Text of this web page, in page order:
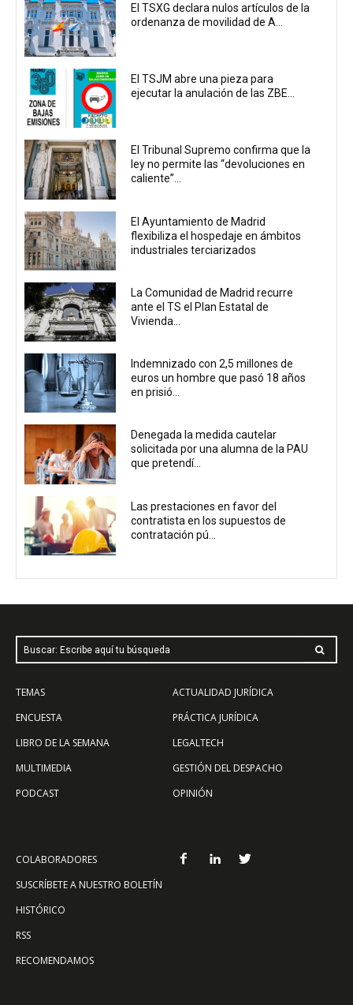
El TSXG declara nulos artículos de la
ordenanza de movilidad de A...
El TSJM abre una pieza para
ejecutar la anulación de las ZBE...
El Tribunal Supremo confirma que la
ley no permite las “devoluciones en
caliente”...
El Ayuntamiento de Madrid
flexibiliza el hospedaje en ámbitos
industriales terciarizados
La Comunidad de Madrid recurre
ante el TS el Plan Estatal de
Vivienda...
Indemnizado con 2,5 millones de
euros un hombre que pasó 18 años
en prisió...
Denegada la medida cautelar
solicitada por una alumna de la PAU
que pretendí...
Las prestaciones en favor del
contratista en los supuestos de
contratación pú...
Buscar: Escribe aquí tu búsqueda
TEMAS
ENCUESTA
LIBRO DE LA SEMANA
MULTIMEDIA
PODCAST
ACTUALIDAD JURÍDICA
PRÁCTICA JURÍDICA
LEGALTECH
GESTIÓN DEL DESPACHO
OPINIÓN
COLABORADORES
SUSCRÍBETE A NUESTRO BOLETÍN
HISTÓRICO
RSS
RECOMENDAMOS